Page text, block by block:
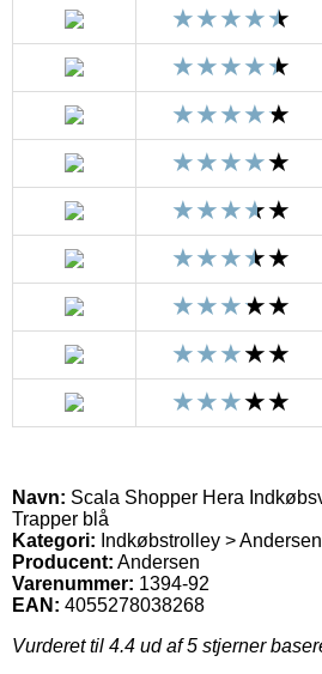
Navn: Scala Shopper Hera
Trapper blå
Kategori: Indkøbstrolley >
Producent: Andersen
Varenummer: 1394-92
EAN: 4055278038268
Vurderet til 4.4 ud af 5 stjerner